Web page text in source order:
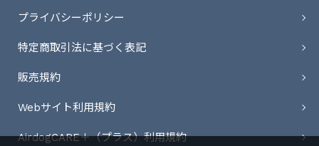
プライバシーポリシー
特定商取引法に基づく表記
販売規約
Webサイト利用規約
AirdogCARE＋（プラス）利用規約